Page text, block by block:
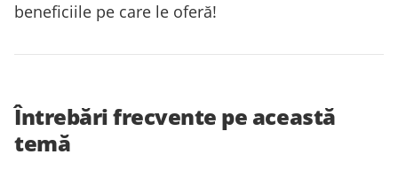
beneficiile pe care le oferă!
Întrebări frecvente pe această
temă